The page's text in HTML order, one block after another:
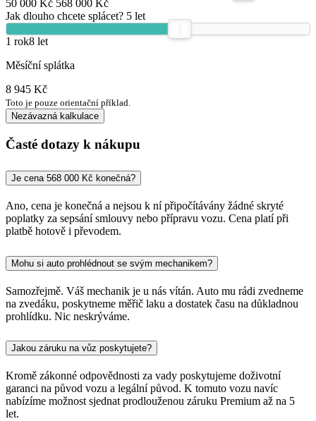
50 000 Kč 568 000 Kč
Jak dlouho chcete splácet? 5 let
1 rok8 let
Měsíční splátka
8 945 Kč
Toto je pouze orientační příklad.
Nezávazná kalkulace
Časté dotazy k nákupu
Je cena 568 000 Kč konečná?
Ano, cena je konečná a nejsou k ní připočítávány žádné skryté
poplatky za sepsání smlouvy nebo přípravu vozu. Cena platí při
platbě hotově i převodem.
Mohu si auto prohlédnout se svým mechanikem?
Samozřejmě. Váš mechanik je u nás vítán. Auto mu rádi zvedneme
na zvedáku, poskytneme měřič laku a dostatek času na důkladnou
prohlídku. Nic neskrýváme.
Jakou záruku na vůz poskytujete?
Kromě zákonné odpovědnosti za vady poskytujeme doživotní
garanci na původ vozu a legální původ. K tomuto vozu navíc
nabízíme možnost sjednat prodlouženou záruku Premium až na 5
let.